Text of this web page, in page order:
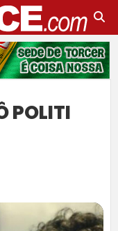
POLITI